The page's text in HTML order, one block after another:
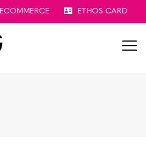
ECOMMERCE ETHOS CARD